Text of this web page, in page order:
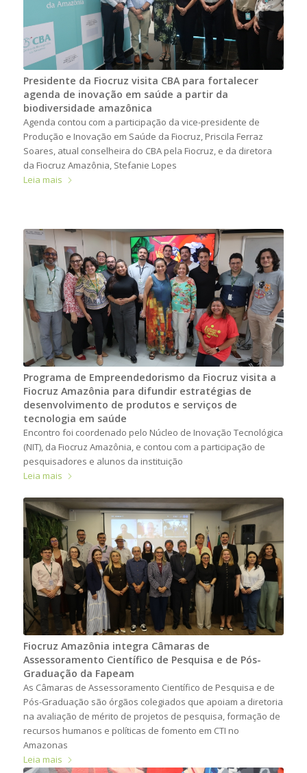
Presidente da Fiocruz visita CBA para fortalecer
agenda de inovação em saúde a partir da
biodiversidade amazônica
Agenda contou com a participação da vice-presidente de
Produção e Inovação em Saúde da Fiocruz, Priscila Ferraz
Soares, atual conselheira do CBA pela Fiocruz, e da diretora
da Fiocruz Amazônia, Stefanie Lopes
Leia mais
Programa de Empreendedorismo da Fiocruz visita a
Fiocruz Amazônia para difundir estratégias de
desenvolvimento de produtos e serviços de
tecnologia em saúde
Encontro foi coordenado pelo Núcleo de Inovação Tecnológica
(NIT), da Fiocruz Amazônia, e contou com a participação de
pesquisadores e alunos da instituição
Leia mais
Fiocruz Amazônia integra Câmaras de
Assessoramento Científico de Pesquisa e de Pós-
Graduação da Fapeam
As Câmaras de Assessoramento Científico de Pesquisa e de
Pós-Graduação são órgãos colegiados que apoiam a diretoria
na avaliação de mérito de projetos de pesquisa, formação de
recursos humanos e políticas de fomento em CTI no
Amazonas
Leia mais